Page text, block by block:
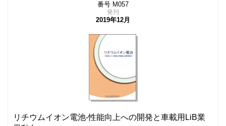
番号 M057
発刊
2019年12月
リチウムイオン電池-性能向上への開発と車載用LiB業